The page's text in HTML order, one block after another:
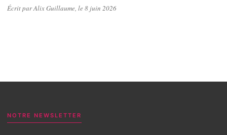
Écrit par Alix Guillaume, le 8 juin 2026
NOTRE NEWSLETTER